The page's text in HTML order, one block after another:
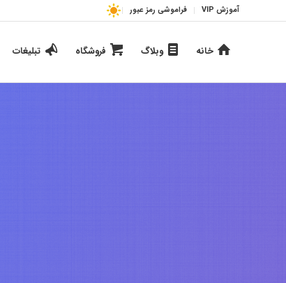
آموزش VIP فراموشی رمز عبور
خانه وبلاگ فروشگاه تبلیغات